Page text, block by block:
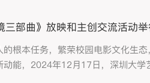
三部曲》放映和主创交流活动
根本任务，繁荣校园电影文化生
能，2024年12月17日，深圳大